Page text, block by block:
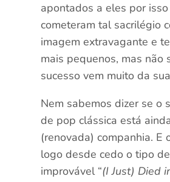
apontados a eles por
cometeram tal sacrilégio
imagem extravagante e
mais pequenos, mas não
sucesso vem muito da
Nem sabemos dizer se o
de pop clássica está
(renovada) companhia.
logo desde cedo o tipo
improvável “(I Just) Died